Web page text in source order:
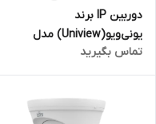
دوربین IP برند
یونی‌ویو(Uniview) مدل
مگاپیکسل
تماس بگیرید